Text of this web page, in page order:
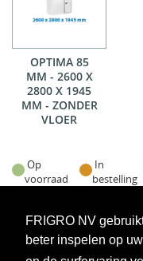
FRIGRO NV
beter inspelen op
OPTIMA 85
MM - 2600 X
2800 X 1945
MM - ZONDER
VLOER
Op
voorraad
In
bestelling